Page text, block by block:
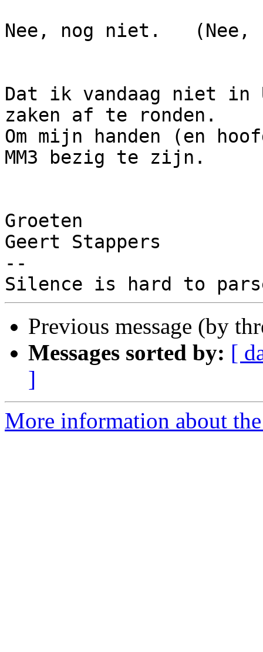
Nee, nog niet.   (Nee,
Dat ik vandaag niet in
zaken af te ronden.
Om mijn handen (en
MM3 bezig te zijn.
Groeten
Geert Stappers
--
Previous message (by
Messages sorted by: [
]
More information about